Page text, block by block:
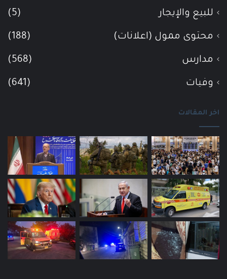
للبيع والإيجار (5)
محتوى ممول (اعلانات) (188)
مدارس (568)
وفيات (641)
اخر المقالات